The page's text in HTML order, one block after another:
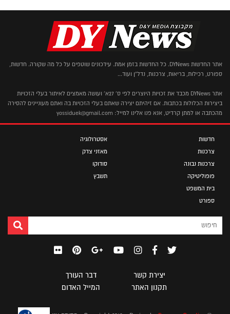
אתר החדשות DYNews. כל החדשות בזמן אמת. עידכונים שוטפים על כל מה שקורה. חדשות,
ספורט, רכילות, בריאות, צרכנות, נדל"ן ועוד...
אתר DYNews מכבד את זכויות היוצרים לפי ס' 27א' ועושה מאמצים לאיתור בעלי הזכויות
ביצירות הכלולות בכתבות. אם זיהיתם יצירה שאתם בעלי הזכויות בה ואתם מעוניינים להסירה
מהכתבה או למתן קרדיט, אנא פנו אלינו למייל: yossiduek@gmail.com
חדשות
צרכנות
צרכנות נבונה
פופוליטיקה
בית המשפט
ספורט
אסטרולוגיה
מאזני צדק
סודוקו
תשבץ
יצירת קשר
דבר העורך
תקנון האתר
המייל האדום